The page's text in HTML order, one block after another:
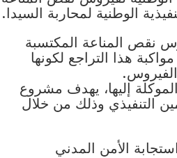
الوطنية لمحاربة السيدا.
نقص المناعة المكتسبة
هذا التراجع لكونها
الفيروس.
إليها، يهدف مشروع
التنفيذي وذلك من خلال
الأمن المدني